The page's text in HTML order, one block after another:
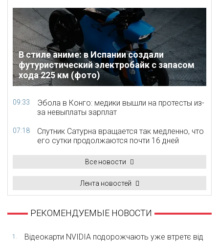
В стиле аниме: в Испании создали
футуристический электробайк с запасом
хода 225 км (фото)
09:33
Эбола в Конго: медики вышли на протесты из-
за невыплаты зарплат
07:18
Спутник Сатурна вращается так медленно, что
его сутки продолжаются почти 16 дней
Все новости
Лента новостей
РЕКОМЕНДУЕМЫЕ НОВОСТИ
1.
Відеокарти NVIDIA подорожчають уже втретє від